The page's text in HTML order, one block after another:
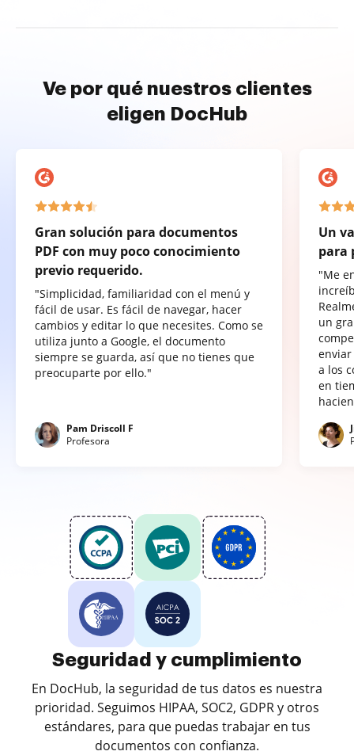
Ve por qué nuestros clientes
eligen DocHub
Gran solución para documentos
PDF con muy poco conocimiento
previo requerido.
"Simplicidad, familiaridad con el menú y
fácil de usar. Es fácil de navegar, hacer
cambios y editar lo que necesites. Como se
utiliza junto a Google, el documento
siempre se guarda, así que no tienes que
preocuparte por ello."
Pam Driscoll F
Profesora
Un
para
"Me
un
a los
en
Seguridad y cumplimiento
En DocHub, la seguridad de tus datos es nuestra
prioridad. Seguimos HIPAA, SOC2, GDPR y otros
estándares, para que puedas trabajar en tus
documentos con confianza.